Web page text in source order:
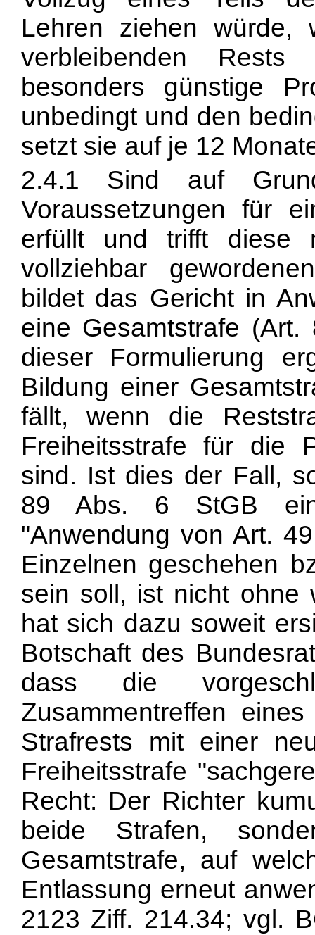
Lehren ziehen würde,
verbleibenden
besonders günstige
unbedingt und den
setzt sie auf je 12
2.4.1 Sind auf
Voraussetzungen für
erfüllt und trifft diese
vollziehbar
bildet das Gericht in
eine Gesamtstrafe
dieser Formulierung
Bildung einer
fällt, wenn die
Freiheitsstrafe für die
sind. Ist dies der Fall,
89 Abs. 6 StGB
"Anwendung von Art.
Einzelnen geschehen
sein soll, ist nicht ohne
hat sich dazu soweit
Botschaft des
dass die
Zusammentreffen
Strafrests mit einer
Freiheitsstrafe
Recht: Der Richter
beide Strafen,
Gesamtstrafe, auf
Entlassung erneut
2123 Ziff. 214.34; vgl.